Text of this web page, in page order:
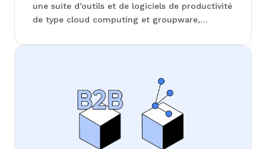
une suite d’outils et de logiciels de productivité
de type cloud computing et groupware,
par Google sous la forme d’un abonnement